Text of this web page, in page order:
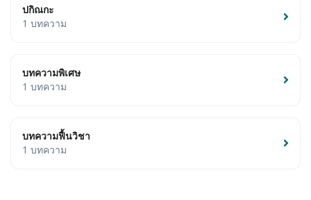
ปกิณกะ
1 บทความ
บทความพิเศษ
1 บทความ
บทความฟื้นวิชา
1 บทความ